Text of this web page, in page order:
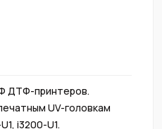
ДТФ-принтеров.
UV-головкам
i3200-U1.